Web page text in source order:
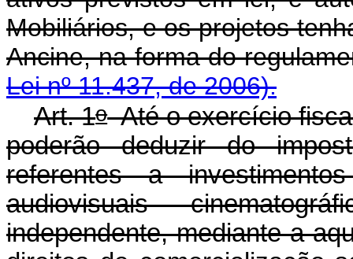
Mobiliários, e os projetos
Ancine, na forma do
Lei nº 11.437, de 2006).
Art. 1oAté o exercício
poderão deduzir do
referentes a
audiovisuais
independente, mediante a